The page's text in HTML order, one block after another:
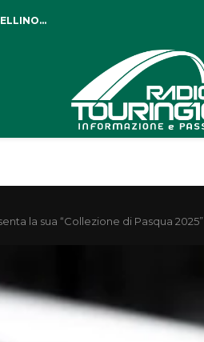
la sua “Collezione di Pasqua 2025”